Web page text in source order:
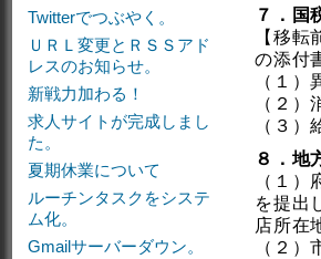
７．国
【移
の添付
（１）
（２）
（３
８．地
（１
を提出
店所在
（２
Twitterでつぶやく。
ＵＲＬ変更とＲＳＳアド
レスのお知らせ。
新戦力加わる！
求人サイトが完成しまし
た。
夏期休業について
ルーチンタスクをシステ
ム化。
Gmailサーバーダウン。